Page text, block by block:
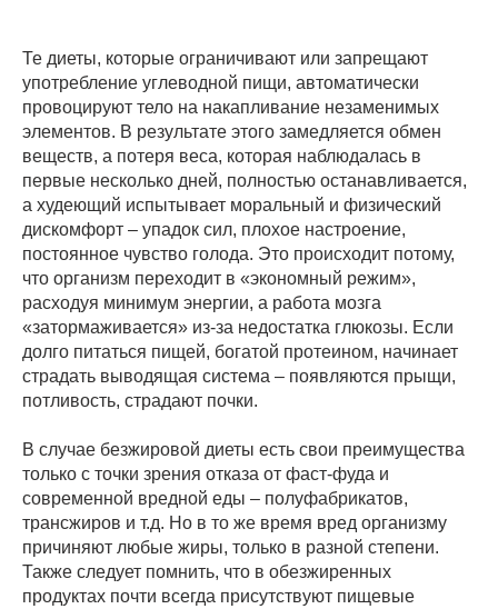
Те диеты, которые ограничивают или запрещают
употребление углеводной пищи, автоматически
провоцируют тело на накапливание незаменимых
элементов. В результате этого замедляется обмен
веществ, а потеря веса, которая наблюдалась в
первые несколько дней, полностью останавливается,
а худеющий испытывает моральный и физический
дискомфорт – упадок сил, плохое настроение,
постоянное чувство голода. Это происходит потому,
что организм переходит в «экономный режим»,
расходуя минимум энергии, а работа мозга
«затормаживается» из-за недостатка глюкозы. Если
долго питаться пищей, богатой протеином, начинает
страдать выводящая система – появляются прыщи,
потливость, страдают почки.
В случае безжировой диеты есть свои преимущества
только с точки зрения отказа от фаст-фуда и
современной вредной еды – полуфабрикатов,
трансжиров и т.д. Но в то же время вред организму
причиняют любые жиры, только в разной степени.
Также следует помнить, что в обезжиренных
продуктах почти всегда присутствуют пищевые